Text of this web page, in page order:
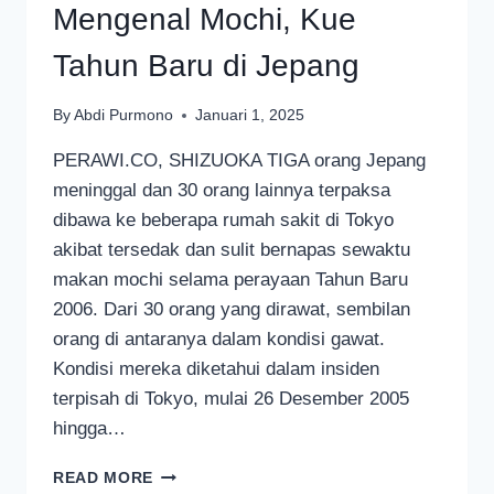
Mengenal Mochi, Kue
Tahun Baru di Jepang
By Abdi Purmono Januari 1, 2025
PERAWI.CO, SHIZUOKA TIGA orang Jepang
meninggal dan 30 orang lainnya terpaksa
dibawa ke beberapa rumah sakit di Tokyo
akibat tersedak dan sulit bernapas sewaktu
makan mochi selama perayaan Tahun Baru
2006. Dari 30 orang yang dirawat, sembilan
orang di antaranya dalam kondisi gawat.
Kondisi mereka diketahui dalam insiden
terpisah di Tokyo, mulai 26 Desember 2005
hingga…
READ MORE MENGENAL